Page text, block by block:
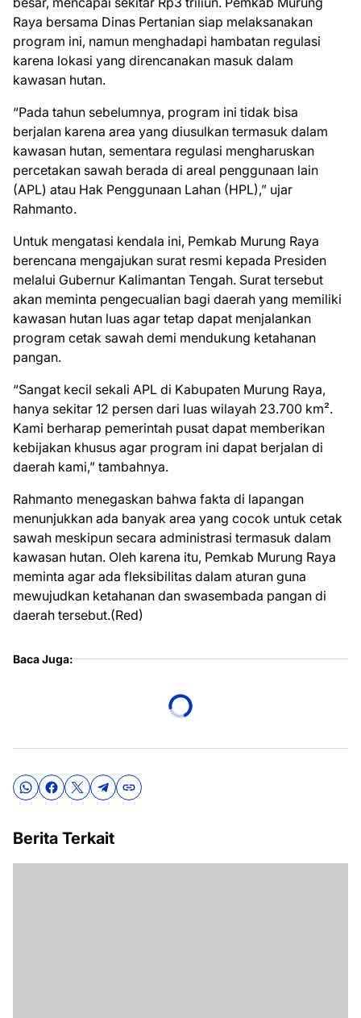
Raya bersama Dinas Pertanian siap melaksanakan
program ini, namun menghadapi hambatan regulasi
karena lokasi yang direncanakan masuk dalam
kawasan hutan.
“Pada tahun sebelumnya, program ini tidak bisa
berjalan karena area yang diusulkan termasuk dalam
kawasan hutan, sementara regulasi mengharuskan
percetakan sawah berada di areal penggunaan lain
(APL) atau Hak Penggunaan Lahan (HPL),” ujar
Rahmanto.
Untuk mengatasi kendala ini, Pemkab Murung Raya
berencana mengajukan surat resmi kepada Presiden
melalui Gubernur Kalimantan Tengah. Surat tersebut
akan meminta pengecualian bagi daerah yang memiliki
kawasan hutan luas agar tetap dapat menjalankan
program cetak sawah demi mendukung ketahanan
pangan.
“Sangat kecil sekali APL di Kabupaten Murung Raya,
hanya sekitar 12 persen dari luas wilayah 23.700 km².
Kami berharap pemerintah pusat dapat memberikan
kebijakan khusus agar program ini dapat berjalan di
daerah kami,” tambahnya.
Rahmanto menegaskan bahwa fakta di lapangan
menunjukkan ada banyak area yang cocok untuk cetak
sawah meskipun secara administrasi termasuk dalam
kawasan hutan. Oleh karena itu, Pemkab Murung Raya
meminta agar ada fleksibilitas dalam aturan guna
mewujudkan ketahanan dan swasembada pangan di
daerah tersebut.(Red)
Baca Juga:
Berita Terkait